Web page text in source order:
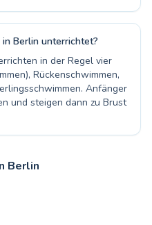
Berlin unterrichtet?
in der Regel vier
Rückenschwimmen,
Anfänger
und steigen dann zu Brust
Berlin